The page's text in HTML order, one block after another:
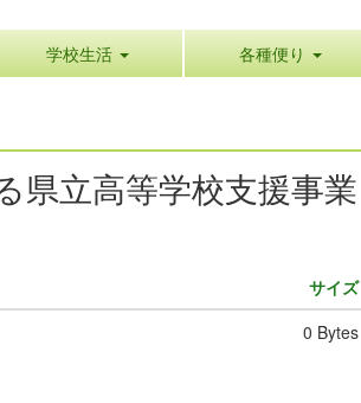
学校生活 各種便り
県立高等学校支援事業
サイズ
0 Bytes